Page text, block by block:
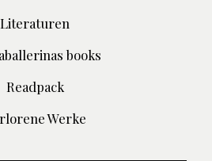
Literaturen
books
Readpack
Werke